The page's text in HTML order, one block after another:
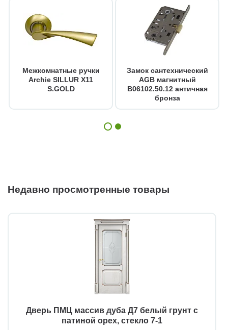
Межкомнатные ручки
Archie SILLUR X11
S.GOLD
Замок сантехнический
AGB магнитный
B06102.50.12 античная
бронза
Недавно просмотренные товары
Дверь ПМЦ массив дуба Д7 белый грунт с
патиной орех, стекло 7-1